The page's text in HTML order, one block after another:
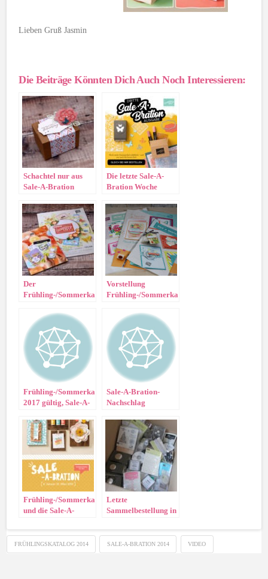
Lieben Gruß Jasmin
Die Beiträge Könnten Dich Auch Noch Interessieren:
Schachtel nur aus
Sale-A-Bration
Die letzte Sale-A-
Bration Woche
zusätzlichen
Geschenken!!
Der
Frühling-/Sommerkatalog
Bration startet!!!
Vorstellung
Frühling-/Sommerkatalog
Frühling-/Sommerkatalog
2017 gültig, Sale-A-
Sale-A-Bration-
Nachschlag
Frühling-/Sommerkatalog
und die Sale-A-
Letzte
Sammelbestellung in
FRÜHLINGSKATALOG 2014 SALE-A-BRATION 2014 VIDEO